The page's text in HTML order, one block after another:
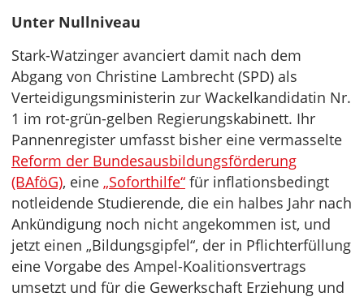
Unter Nullniveau
Stark-Watzinger avanciert damit nach dem
Abgang von Christine Lambrecht (SPD) als
Verteidigungsministerin zur Wackelkandidatin Nr.
1 im rot-grün-gelben Regierungskabinett. Ihr
Pannenregister umfasst bisher eine vermasselte
Reform der Bundesausbildungsförderung
(BAföG), eine „Soforthilfe“ für inflationsbedingt
notleidende Studierende, die ein halbes Jahr nach
Ankündigung noch nicht angekommen ist, und
jetzt einen „Bildungsgipfel“, der in Pflichterfüllung
eine Vorgabe des Ampel-Koalitionsvertrags
umsetzt und für die Gewerkschaft Erziehung und